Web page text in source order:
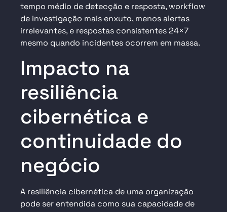
tempo médio de detecção e resposta, workflow
de investigação mais enxuto, menos alertas
irrelevantes, e respostas consistentes 24×7
mesmo quando incidentes ocorrem em massa.
Impacto na
resiliência
cibernética e
continuidade do
negócio
A resiliência cibernética de uma organização
pode ser entendida como sua capacidade de